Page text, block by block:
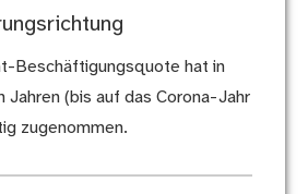
Beschäftigungsquote hat in
Jahren (bis auf das Corona-Jahr
zugenommen.